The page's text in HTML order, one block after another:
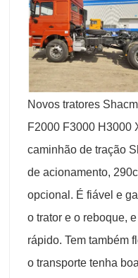
Novos tratores
F2000 F3000 H3000
caminhão de tração
de acionamento,
opcional. É fiável e
o trator e o reboque,
rápido. Tem também
o transporte tenha